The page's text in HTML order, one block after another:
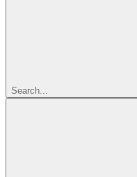
Search...